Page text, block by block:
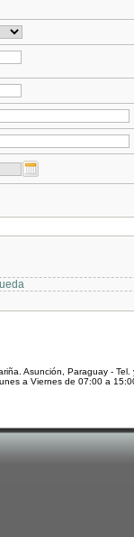
Asunción, Paraguay -
a Viernes de 07:00 a